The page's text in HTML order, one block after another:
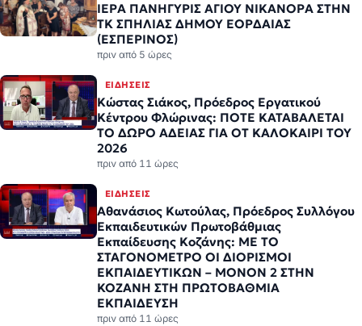
ΙΕΡΑ ΠΑΝΗΓΥΡΙΣ ΑΓΙΟΥ ΝΙΚΑΝΟΡΑ ΣΤΗΝ
ΤΚ ΣΠΗΛΙΑΣ ΔΗΜΟΥ ΕΟΡΔΑΙΑΣ
(ΕΣΠΕΡΙΝΟΣ)
πριν από 5 ώρες
ΕΙΔΉΣΕΙΣ
Κώστας Σιάκος, Πρόεδρος Εργατικού
Κέντρου Φλώρινας: ΠΟΤΕ ΚΑΤΑΒΑΛΕΤΑΙ
ΤΟ ΔΩΡΟ ΑΔΕΙΑΣ ΓΙΑ ΟΤ ΚΑΛΟΚΑΙΡΙ ΤΟΥ
2026
πριν από 11 ώρες
ΕΙΔΉΣΕΙΣ
Αθανάσιος Κωτούλας, Πρόεδρος Συλλόγου
Εκπαιδευτικών Πρωτοβάθμιας
Εκπαίδευσης Κοζάνης: ΜΕ ΤΟ
ΣΤΑΓΟΝΟΜΕΤΡΟ ΟΙ ΔΙΟΡΙΣΜΟΙ
ΕΚΠΑΙΔΕΥΤΙΚΩΝ – ΜΟΝΟΝ 2 ΣΤΗΝ
ΚΟΖΑΝΗ ΣΤΗ ΠΡΩΤΟΒΑΘΜΙΑ
ΕΚΠΑΙΔΕΥΣΗ
πριν από 11 ώρες